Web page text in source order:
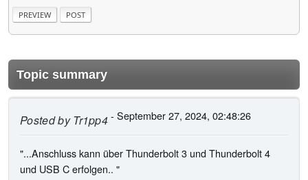
Topic summary
Posted byTr1pp4- September 27, 2024, 02:48:26
"...Anschluss kann über Thunderbolt 3 und Thunderbolt 4
und USB C erfolgen.. "